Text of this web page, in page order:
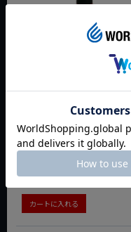
SIGNET オートマチッ
動画あり
定価 ¥2,970
カートに入れる